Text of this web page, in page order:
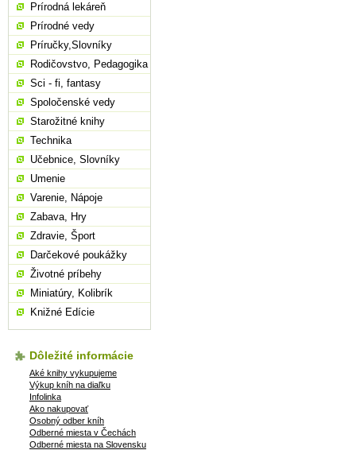
Prírodná lekáreň
Prírodné vedy
Príručky,Slovníky
Rodičovstvo, Pedagogika
Sci - fi, fantasy
Spoločenské vedy
Starožitné knihy
Technika
Učebnice, Slovníky
Umenie
Varenie, Nápoje
Zabava, Hry
Zdravie, Šport
Darčekové poukážky
Životné príbehy
Miniatúry, Kolibrík
Knižné Edície
Dôležité informácie
Aké knihy vykupujeme
Výkup kníh na diaľku
Infolinka
Ako nakupovať
Osobný odber kníh
Odberné miesta v Čechách
Odberné miesta na Slovensku